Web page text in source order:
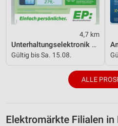
4,7 km
Unterhaltungselektronik 08/2026
Gültig bis Sa. 15.08.
ALLE
Elektromärkte Filialen in